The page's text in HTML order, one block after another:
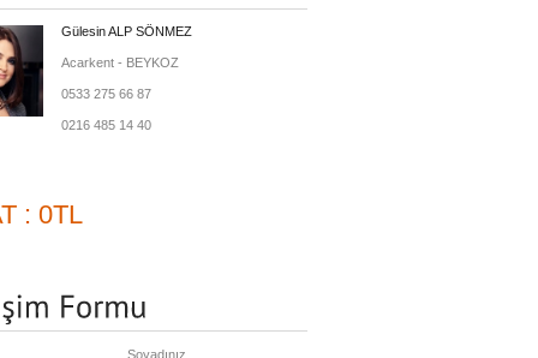
Gülesin ALP SÖNMEZ
Acarkent - BEYKOZ
0533 275 66 87
0216 485 14 40
: 0TL
Soyadınız